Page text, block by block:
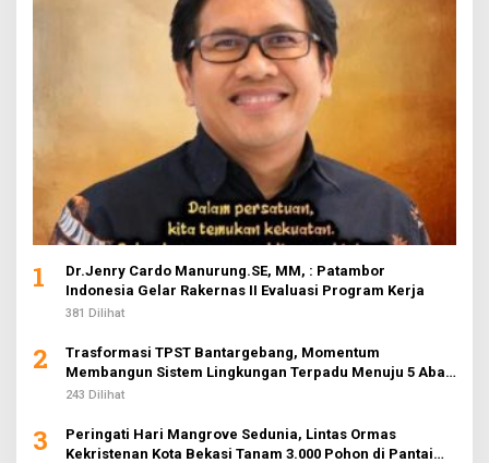
1
Dr.Jenry Cardo Manurung.SE, MM, : Patambor
Indonesia Gelar Rakernas II Evaluasi Program Kerja
381 Dilihat
2
Trasformasi TPST Bantargebang, Momentum
Membangun Sistem Lingkungan Terpadu Menuju 5 Abad
Jakarta
243 Dilihat
3
Peringati Hari Mangrove Sedunia, Lintas Ormas
Kekristenan Kota Bekasi Tanam 3.000 Pohon di Pantai